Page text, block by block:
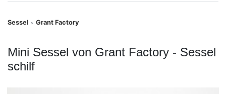
Sessel > Grant Factory
Mini Sessel von Grant Factory - Sessel
schilf
Schnell
SALE